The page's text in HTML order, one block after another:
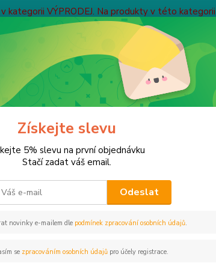
kategorii VÝPRODEJ. Na produkty v této
Kontakty NOVÁ REGISTRACE
Hledat
Nevíte si
+ 420
Po-Pa
produktů je dostupný pouze na tomto zařízení a
položkám se jednoduše přihlaste do svého
Získejte slevu
5% slevu na první objednávku
Stačí zadat váš email.
Odeslat
novinky e-mailem dle podmínek zpracování osobních údajů.
se zpracováním osobních údajůpro účely registrace.